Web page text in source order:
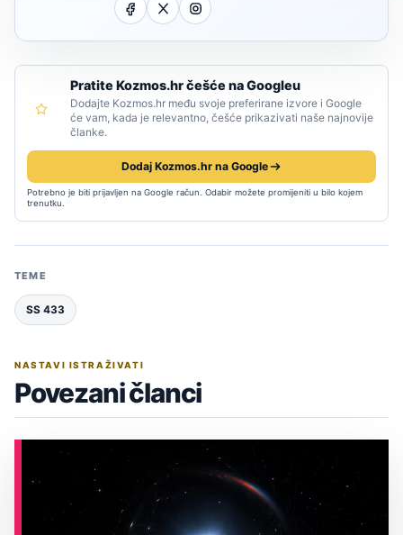
Pratite Kozmos.hr češće na Googleu
Dodajte Kozmos.hr među svoje preferirane izvore i Google
će vam, kada je relevantno, češće prikazivati naše najnovije
članke.
Dodaj Kozmos.hr na Google
Potrebno je biti prijavljen na Google račun. Odabir možete promijeniti u bilo kojem
trenutku.
TEME
SS 433
NASTAVI ISTRAŽIVATI
Povezani članci